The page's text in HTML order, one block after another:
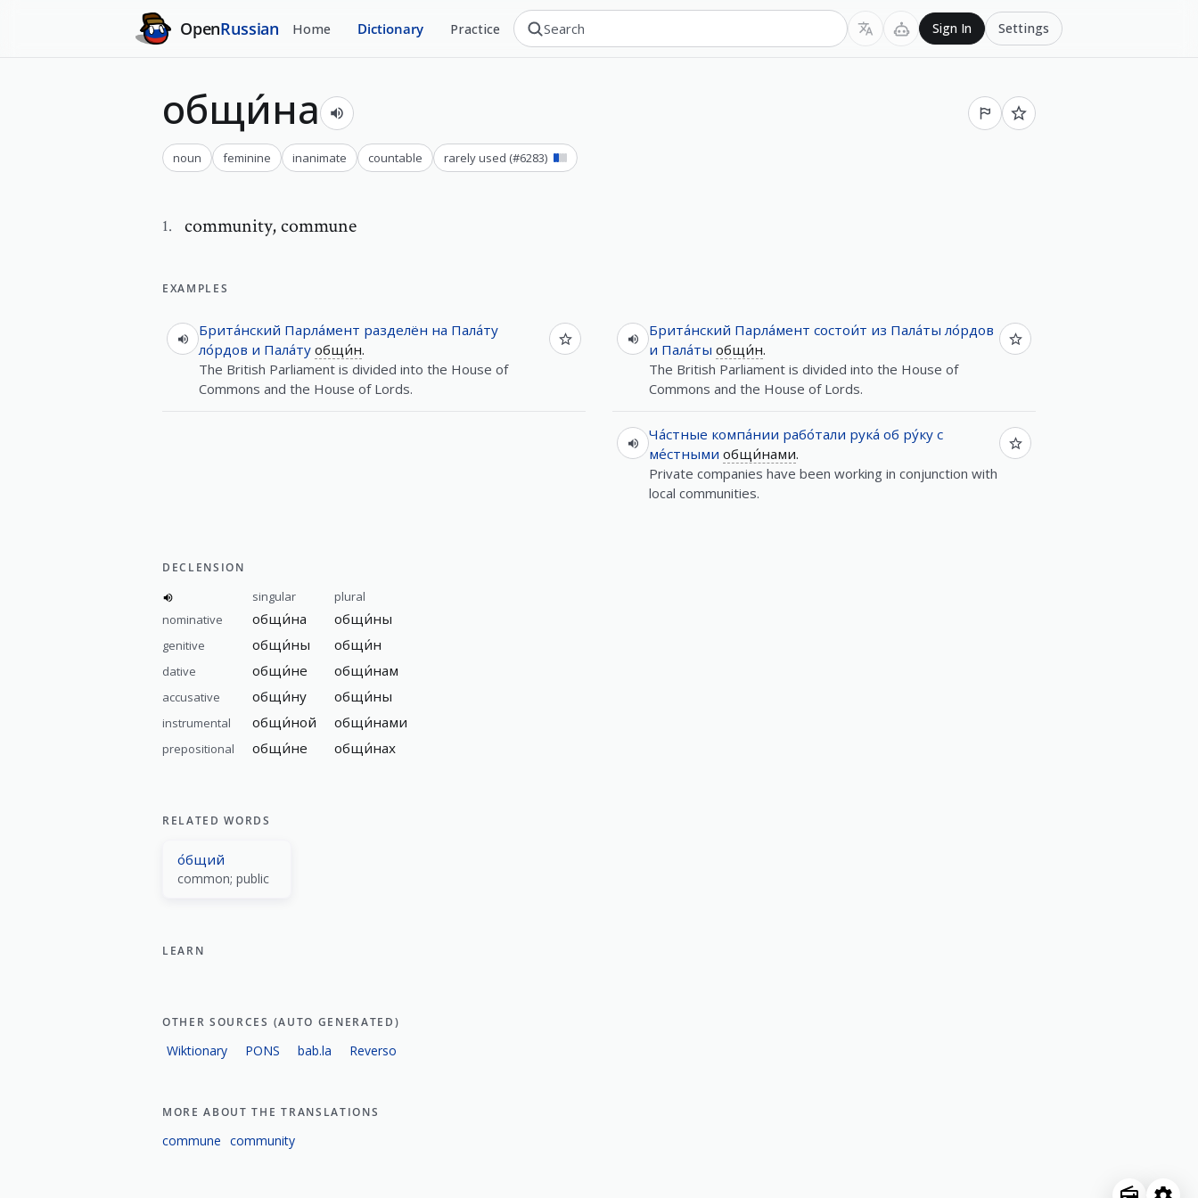
OpenRussian Home Dictionary Practice Sign In Settings
общи́на
noun feminine inanimate countable rarely used (#6283)
1. community,commune
EXAMPLES
Брита́нский Парла́мент разделён на Пала́ту
ло́рдов и Пала́ту общи́н.
The British Parliament is divided into the House of
Commons and the House of Lords.
Брита́нский Парла́мент состои́т из Пала́ты ло́рдов
и Пала́ты общи́н.
The British Parliament is divided into the House of
Commons and the House of Lords.
Ча́стные компа́нии рабо́тали рука́ об ру́ку с
ме́стными общи́нами.
Private companies have been working in conjunction with
local communities.
DECLENSION
singular
plural
nominative
общи́на общи́ны
genitive общи́ны общи́н
dative общи́не общи́нам
accusative общи́ну общи́ны
instrumental общи́ной общи́нами
prepositional общи́не общи́нах
RELATED WORDS
о́бщий
common; public
LEARN
OTHER SOURCES (AUTO GENERATED)
Wiktionary PONS bab.la Reverso
MORE ABOUT THE TRANSLATIONS
commune community